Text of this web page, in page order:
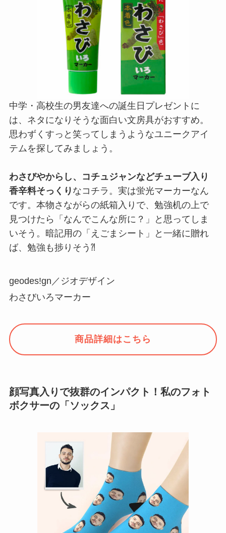
中学・高校生の男友達への誕生日プレゼントに
は、ネタになりそうな面白い文房具がおすすめ。
思わずくすっと笑ってしまうようなユニークアイ
テムを探してみましょう。
わさびやからし、コチュジャンなどチューブ入り
香辛料そっくり なコチラ。実は蛍光マーカーなん
です。本物さながらの紙箱入りで、勉強机の上で
見つけたら「なんでこんな所に？」と思ってしま
いそう。暗記用の「えごまシート」と一緒に贈れ
ば、勉強も捗りそう⁈
geodes!gn／ジオデザイン
わさびいろマーカー
商品詳細はこちら
顔写真入りで抜群のインパクト！私のフォト
ボクサーの「ソックス」